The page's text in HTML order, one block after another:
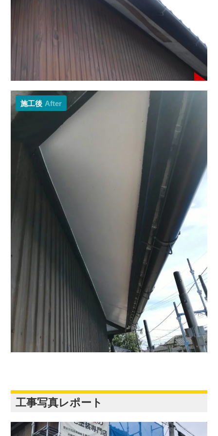
施工後 After
工事写真レポート